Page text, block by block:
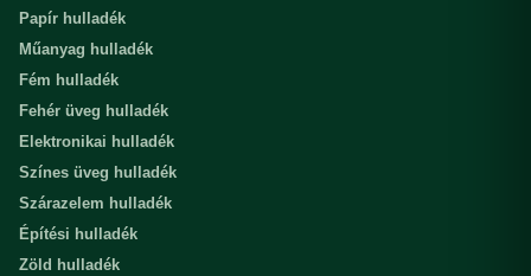
Papír hulladék
Műanyag hulladék
Fém hulladék
Fehér üveg hulladék
Elektronikai hulladék
Színes üveg hulladék
Szárazelem hulladék
Építési hulladék
Zöld hulladék